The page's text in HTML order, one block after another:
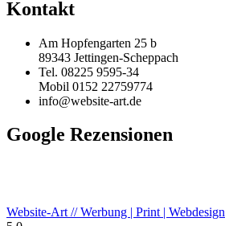
Kontakt
Am Hopfengarten 25 b
89343 Jettingen-Scheppach
Tel. 08225 9595-34
Mobil 0152 22759774
info@website-art.de
Google Rezensionen
Website-Art // Werbung | Print | Webdesign